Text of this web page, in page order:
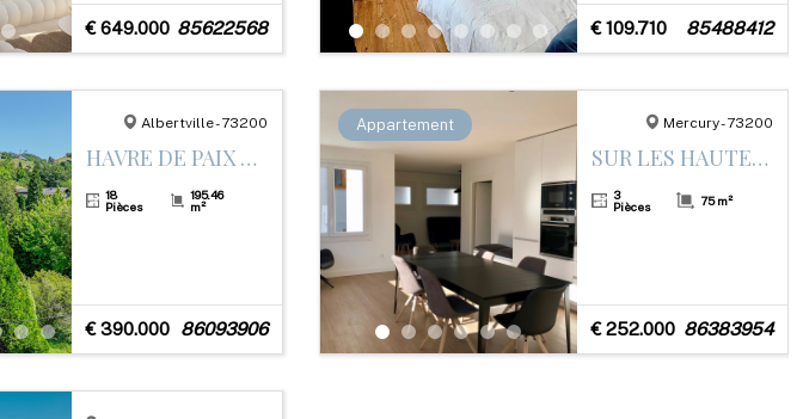
€ 649.000 85622568 € 109.710 85488412
Albertville - 73200
HAVRE DE PAIX – MAISON À RÉNOVER SUR LES HAUTEURS D’ALBERTVILLE
18
Pièces
195.46
m²
€ 390.000 86093906
Appartement Mercury - 73200
SUR LES HAUTEURS DE MERCURY
3
Pièces
75 m²
€ 252.000 86383954